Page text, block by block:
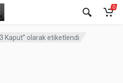
0
Kaput” olarak etiketlendi